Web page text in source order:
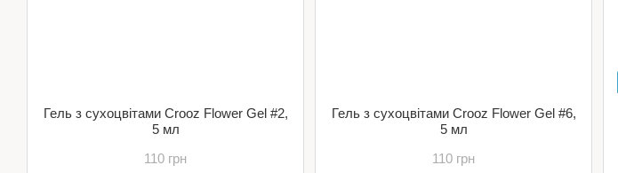
Гель з сухоцвітами Crooz Flower Gel #2,
5 мл
110 грн
Гель з сухоцвітами Crooz Flower Gel #6,
5 мл
110 грн